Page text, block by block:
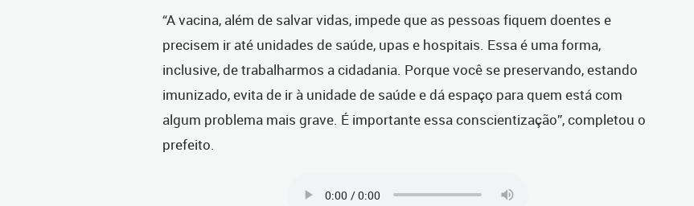
“A vacina, além de salvar vidas, impede que as pessoas fiquem doentes e
precisem ir até unidades de saúde, upas e hospitais. Essa é uma forma,
inclusive, de trabalharmos a cidadania. Porque você se preservando, estando
imunizado, evita de ir à unidade de saúde e dá espaço para quem está com
algum problema mais grave. É importante essa conscientização”, completou o
prefeito.